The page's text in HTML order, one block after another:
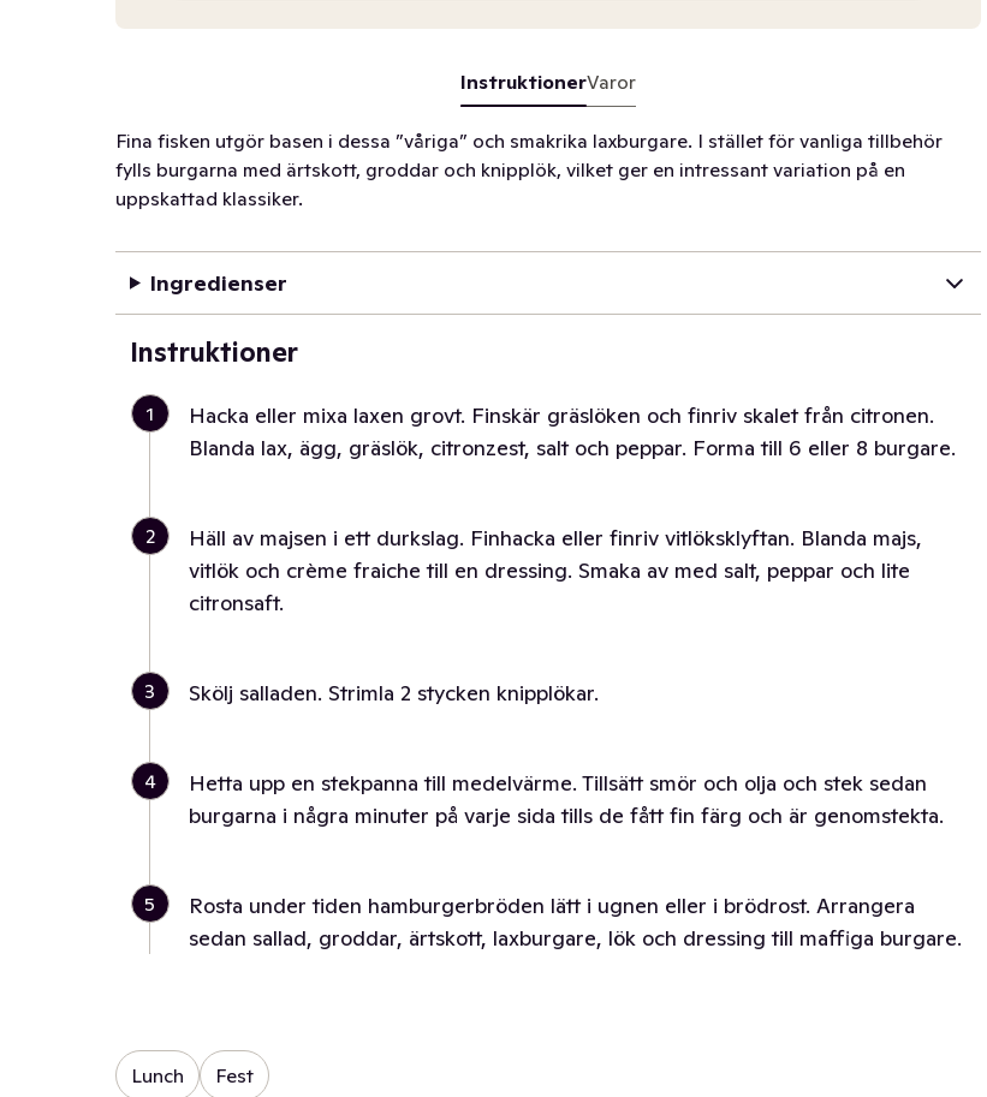
InstruktionerVaror
Fina fisken utgör basen i dessa ”våriga” och smakrika laxburgare. I stället för vanliga tillbehör
fylls burgarna med ärtskott, groddar och knipplök, vilket ger en intressant variation på en
uppskattad klassiker.
Ingredienser
Instruktioner
1
Hacka eller mixa laxen grovt. Finskär gräslöken och finriv skalet från citronen.
Blanda lax, ägg, gräslök, citronzest, salt och peppar. Forma till 6 eller 8 burgare.
2
Häll av majsen i ett durkslag. Finhacka eller finriv vitlöksklyftan. Blanda majs,
vitlök och crème fraiche till en dressing. Smaka av med salt, peppar och lite
citronsaft.
3 Skölj salladen. Strimla 2 stycken knipplökar.
4
Hetta upp en stekpanna till medelvärme. Tillsätt smör och olja och stek sedan
burgarna i några minuter på varje sida tills de fått fin färg och är genomstekta.
5
Rosta under tiden hamburgerbröden lätt i ugnen eller i brödrost. Arrangera
sedan sallad, groddar, ärtskott, laxburgare, lök och dressing till maffiga burgare.
Lunch Fest